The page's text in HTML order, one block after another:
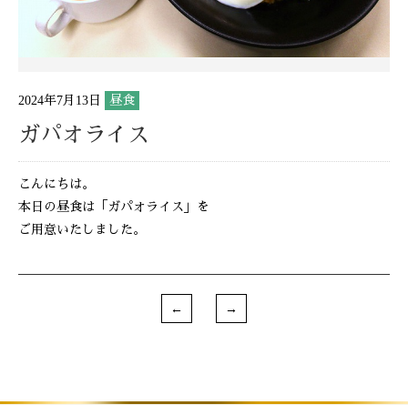
2024年7月13日 昼食
ガパオライス
こんにちは。
本日の昼食は「ガパオライス」を
ご用意いたしました。